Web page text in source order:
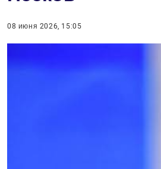
08 июня 2026, 15:05